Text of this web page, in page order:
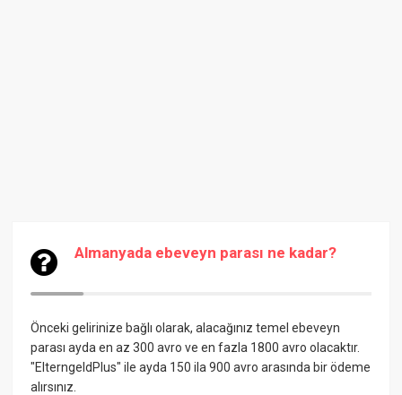
Almanyada ebeveyn parası ne kadar?
Önceki gelirinize bağlı olarak, alacağınız temel ebeveyn
parası ayda en az 300 avro ve en fazla 1800 avro olacaktır.
"ElterngeldPlus" ile ayda 150 ila 900 avro arasında bir ödeme
alırsınız.